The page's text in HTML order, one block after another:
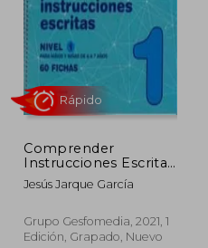
7%
Comprender
Instrucciones Escritas
- Nivel 1
Jesús Jarque García
Grupo Gesfomedia, 2021, 1
Edición, Grapado, Nuevo